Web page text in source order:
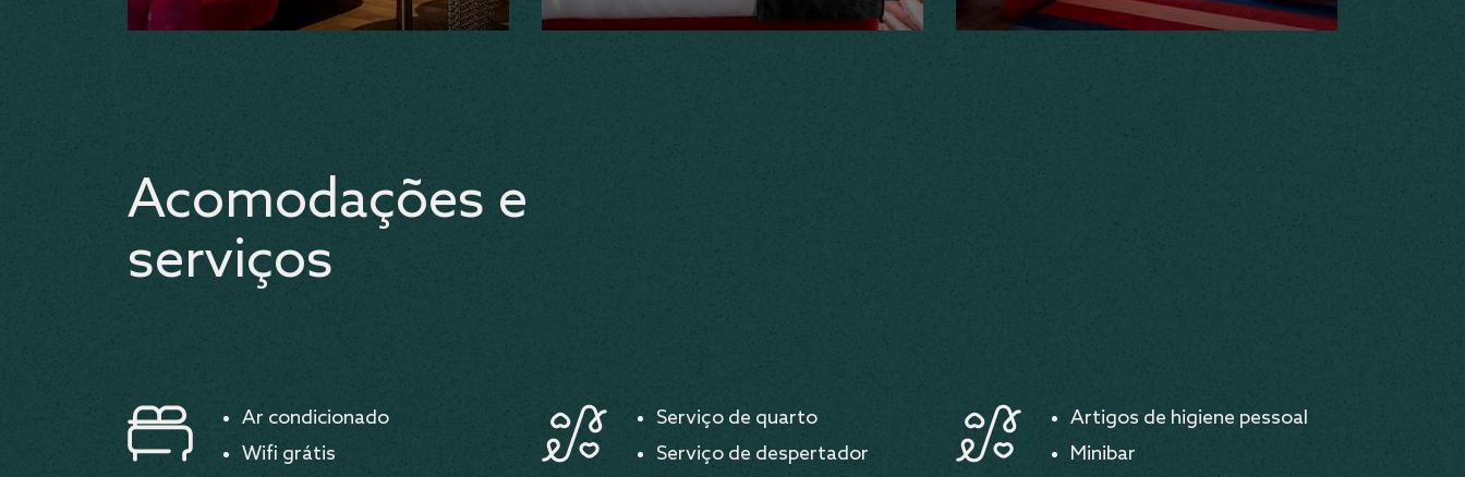
Acomodações e
serviços
Ar condicionado
Wifi grátis
Serviço de quarto
Serviço de despertador
Artigos de higiene pessoal
Minibar